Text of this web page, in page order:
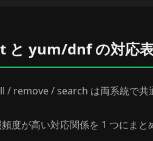
と yum/dnf の対応
/ remove / search は両系統で共
度が高い対応関係を 1 つにまと